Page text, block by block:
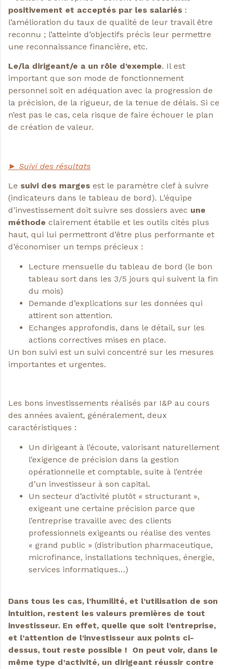
positivement et acceptés par les salariés :
l’amélioration du taux de qualité de leur travail être
reconnu ; l’atteinte d’objectifs précis leur permettre
une reconnaissance financière, etc.
Le/la dirigeant/e a un rôle d’exemple. Il est
important que son mode de fonctionnement
personnel soit en adéquation avec la progression de
la précision, de la rigueur, de la tenue de délais. Si ce
n’est pas le cas, cela risque de faire échouer le plan
de création de valeur.
► Suivi des résultats
Le suivi des marges est le paramètre clef à suivre
(indicateurs dans le tableau de bord). L’équipe
d’investissement doit suivre ses dossiers avec une
méthode clairement établie et les outils cités plus
haut, qui lui permettront d’être plus performante et
d’économiser un temps précieux :
Lecture mensuelle du tableau de bord (le bon
tableau sort dans les 3/5 jours qui suivent la fin
du mois)
Demande d’explications sur les données qui
attirent son attention.
Echanges approfondis, dans le détail, sur les
actions correctives mises en place.
Un bon suivi est un suivi concentré sur les mesures
importantes et urgentes.
Les bons investissements réalisés par I&P au cours
des années avaient, généralement, deux
caractéristiques :
Un dirigeant à l’écoute, valorisant naturellement
l’exigence de précision dans la gestion
opérationnelle et comptable, suite à l’entrée
d’un investisseur à son capital.
Un secteur d’activité plutôt « structurant »,
exigeant une certaine précision parce que
l’entreprise travaille avec des clients
professionnels exigeants ou réalise des ventes
« grand public » (distribution pharmaceutique,
microfinance, installations techniques, énergie,
services informatiques…)
Dans tous les cas, l’humilité, et l’utilisation de son
intuition, restent les valeurs premières de tout
investisseur. En effet, quelle que soit l’entreprise,
et l’attention de l’investisseur aux points ci-
dessus, tout reste possible ! On peut voir, dans le
même type d’activité, un dirigeant réussir contre